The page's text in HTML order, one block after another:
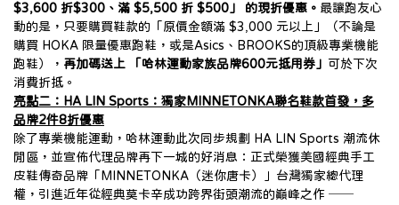
$3,600 折$300、滿 $5,500 折 $500」 的現折優惠。 最讓跑友心
動的是，只要購買鞋款的「原價金額滿 $3,000 元以上」（不論是
購買 HOKA 限量優惠跑鞋，或是Asics、BROOKS的頂級專業機能
跑鞋）， 再加碼送上 「哈林運動家族品牌600元抵用券」 可於下次
消費折抵。
亮點二：HA LIN Sports：獨家MINNETONKA聯名鞋款首發，多
品牌2件8折優惠
除了專業機能運動，哈林運動此次同步規劃 HA LIN Sports 潮流休
閒區，並宣佈代理品牌再下一城的好消息：正式榮獲美國經典手工
皮鞋傳奇品牌「MINNETONKA（迷你唐卡）」台灣獨家總代理